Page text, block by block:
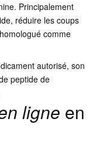
Principalement
réduire les coups
comme
autorisé, son
peptide de
ligne en